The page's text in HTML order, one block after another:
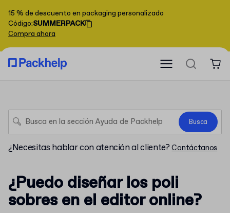
15 % de descuento en packaging personalizado
Código:SUMMERPACK
Compra ahora
Busca
¿Necesitas hablar con atención al cliente? Contáctanos
¿Puedo diseñar los poli
sobres en el editor online?